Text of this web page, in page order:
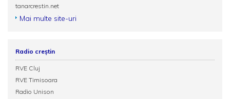
tanarcrestin.net
Mai multe site-uri
Radio creștin
RVE Cluj
RVE Timisoara
Radio Unison